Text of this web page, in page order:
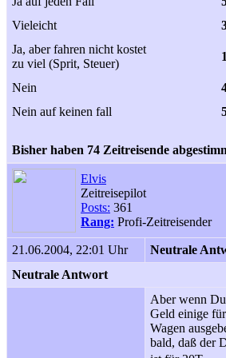
Vieleicht
Ja, aber fahren nicht kostet
zu viel (Sprit, Steuer)
Nein
Nein auf keinen fall
Bisher haben 74 Zeitreisende
Elvis
Zeitreisepilot
Posts: 361
Rang: Profi-Zeitreisender
21.06.2004, 22:01 Uhr
Neutrale
Neutrale Antwort
Aber wenn
Geld einige
Wagen
bald, daß der